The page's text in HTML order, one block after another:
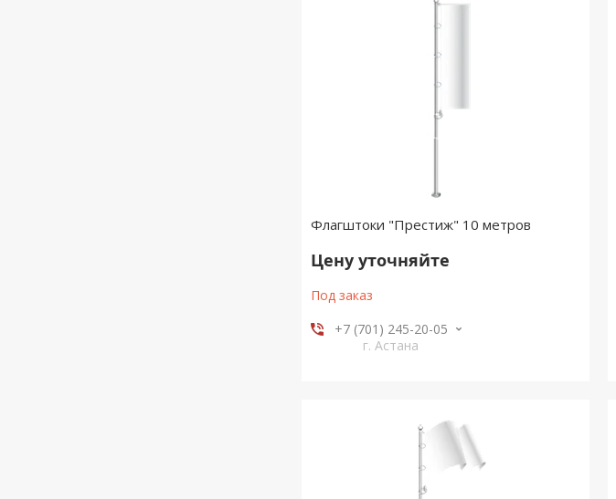
Флагштоки "Престиж" 10 метров
Цену уточняйте
Под заказ
+7 (701) 245-20-05
г. Астана